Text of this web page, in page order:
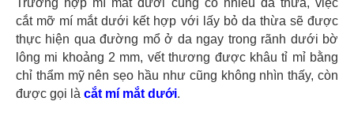
Trường hợp mí mắt dưới cũng có nhiều da thừa, việc
cắt mỡ mí mắt dưới kết hợp với lấy bỏ da thừa sẽ được
thực hiện qua đường mổ ở da ngay trong rãnh dưới bờ
lông mi khoảng 2 mm, vết thương được khâu tỉ mỉ bằng
chỉ thẩm mỹ nên sẹo hầu như cũng không nhìn thấy, còn
được gọi là cắt mí mắt dưới.